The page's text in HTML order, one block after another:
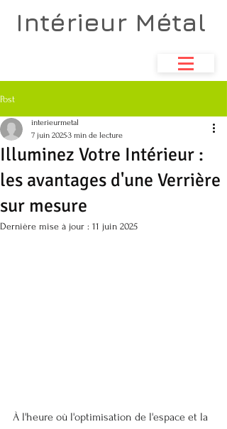
Intérieur Métal
Post
Illuminez Votre Intérieur :
les avantages d'une Verrière
sur mesure
interieurmetal
7 juin 20253 min de lecture
Dernière mise à jour : 11 juin 2025
À l'heure où l'optimisation de l'espace et la